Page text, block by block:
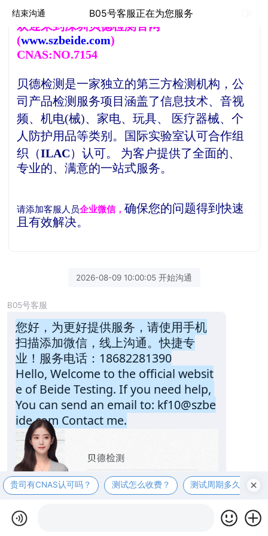
结束沟通 B05号客服正在为您服务
欢 迎来到深圳贝德检测官网
(www.szbeide.com)
CNAS:NO.7154
贝德检测是一家独立的第三方检测机构，公
司产品检测服务项目涵盖了信息技术、音视
频、机电(械)、家电、玩具、 医疗器械、个
人防护用品等类别。
国际实验室认可合作组
织（ILAC）认可。
为客户提供了全面的、
专业的、满意的一站式服务。
请添加客服人员企业微信，确保您的问题得到快速
且有效解决。
2026-08-09 10:00:05 开始沟通
B05号客服
您好，为更好提供服务，请使用手机
扫描添加微信，线上沟通。快捷专
业！服务电话：18682281390
Hello, Welcome to the official websit
e of Beide Testing. If you need help,
You can send an email to: kf10@szbe
ide.com Contact me.
贵司有CNAS认可吗？ 测试怎么收费？ 测试周期多久？